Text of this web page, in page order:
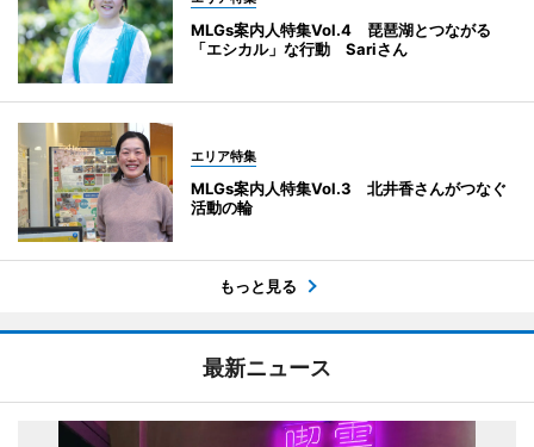
MLGs案内人特集Vol.4 琵琶湖とつながる
「エシカル」な行動 Sariさん
エリア特集
MLGs案内人特集Vol.3 北井香さんがつなぐ
活動の輪
もっと見る
最新ニュース